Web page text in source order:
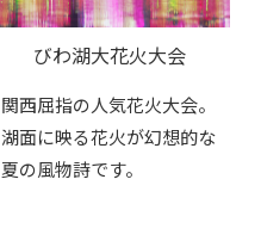
びわ湖大花火大会
関西屈指の人気花火大会。
湖面に映る花火が幻想的な
夏の風物詩です。